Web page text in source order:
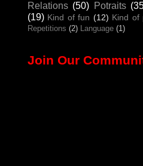
Relations (50) Potraits
(19) Kind of fun (12) Kind of
Repetitions (2) Language (1)
Join Our